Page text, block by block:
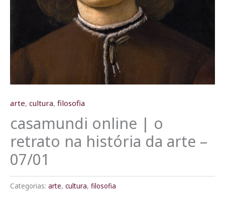
arte, cultura, filosofia
casamundi online | o
retrato na história da arte –
07/01
Categorias: arte, cultura, filosofia